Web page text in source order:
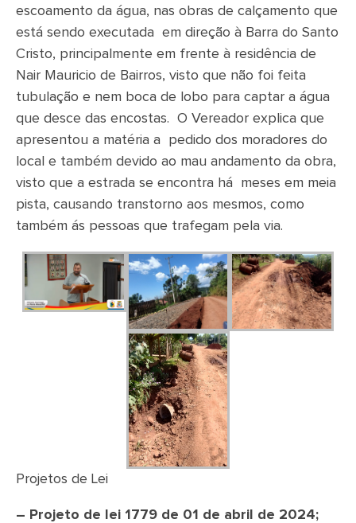
escoamento da água, nas obras de calçamento que
está sendo executada em direção à Barra do Santo
Cristo, principalmente em frente à residência de
Nair Mauricio de Bairros, visto que não foi feita
tubulação e nem boca de lobo para captar a água
que desce das encostas. O Vereador explica que
apresentou a matéria a pedido dos moradores do
local e também devido ao mau andamento da obra,
visto que a estrada se encontra há meses em meia
pista, causando transtorno aos mesmos, como
também ás pessoas que trafegam pela via.
Projetos de Lei
– Projeto de lei 1779 de 01 de abril de 2024;